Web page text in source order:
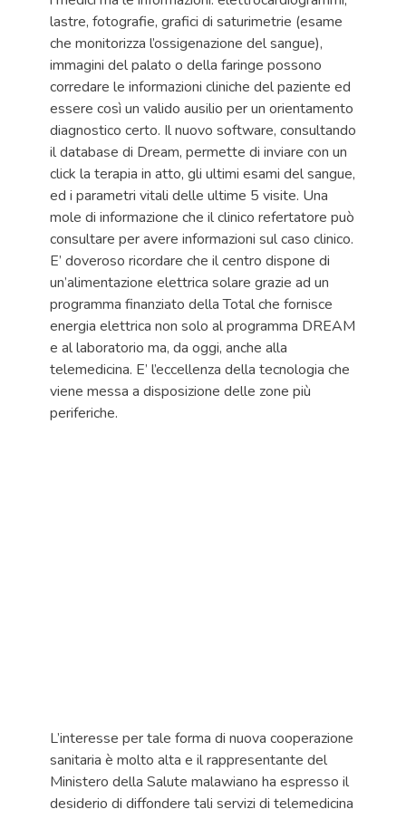
lastre, fotografie, grafici di saturimetrie (esame
che monitorizza l’ossigenazione del sangue),
immagini del palato o della faringe possono
corredare le informazioni cliniche del paziente ed
essere così un valido ausilio per un orientamento
diagnostico certo. Il nuovo software, consultando
il database di Dream, permette di inviare con un
click la terapia in atto, gli ultimi esami del sangue,
ed i parametri vitali delle ultime 5 visite. Una
mole di informazione che il clinico refertatore può
consultare per avere informazioni sul caso clinico.
E’ doveroso ricordare che il centro dispone di
un’alimentazione elettrica solare grazie ad un
programma finanziato della Total che fornisce
energia elettrica non solo al programma DREAM
e al laboratorio ma, da oggi, anche alla
telemedicina. E’ l’eccellenza della tecnologia che
viene messa a disposizione delle zone più
periferiche.
L’interesse per tale forma di nuova cooperazione
sanitaria è molto alta e il rappresentante del
Ministero della Salute malawiano ha espresso il
desiderio di diffondere tali servizi di telemedicina